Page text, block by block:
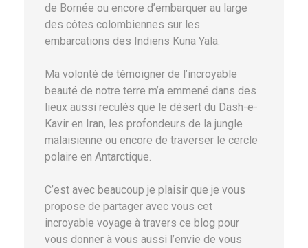
de Bornée ou encore d’embarquer au large
des côtes colombiennes sur les
embarcations des Indiens Kuna Yala.
Ma volonté de témoigner de l’incroyable
beauté de notre terre m’a emmené dans des
lieux aussi reculés que le désert du Dash-e-
Kavir en Iran, les profondeurs de la jungle
malaisienne ou encore de traverser le cercle
polaire en Antarctique.
C’est avec beaucoup je plaisir que je vous
propose de partager avec vous cet
incroyable voyage à travers ce blog pour
vous donner à vous aussi l’envie de vous